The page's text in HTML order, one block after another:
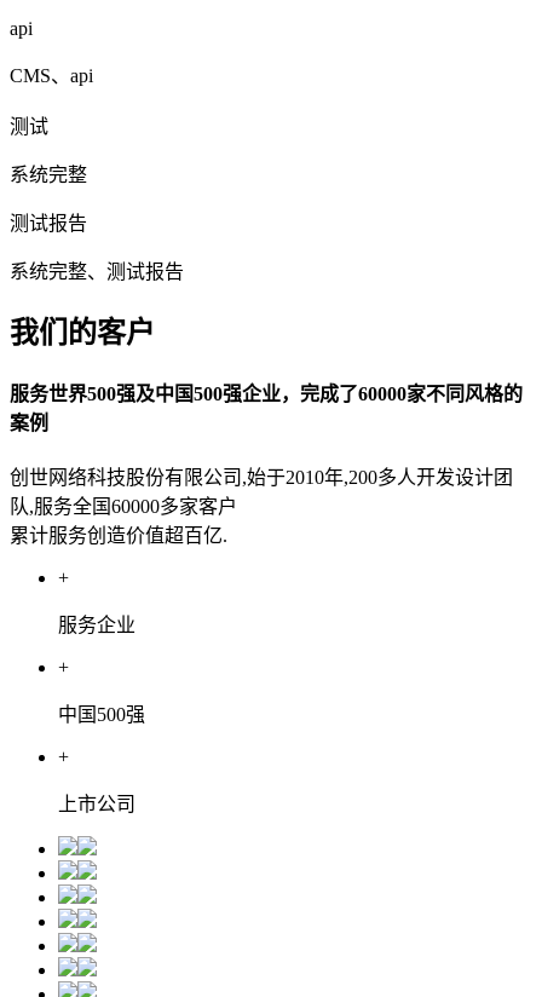
api
CMS、api
测试
系统完整
测试报告
系统完整、测试报告
我们的客户
服务世界500强及中国500强企业，完成了60000家不同风格的
案例
创世网络科技股份有限公司,始于2010年,200多人开发设计团
队,服务全国60000多家客户
累计服务创造价值超百亿.
+
服务企业
+
中国500强
+
上市公司